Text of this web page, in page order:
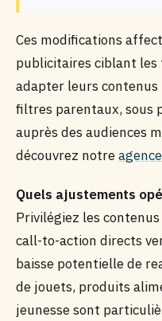
Ces modifications
publicitaires ciblant les
adapter leurs
filtres parentaux, sous
auprès des audiences
découvrez notre
Quels ajustements
Privilégiez les
call-to-action directs
baisse potentielle de
de jouets, produits
jeunesse sont